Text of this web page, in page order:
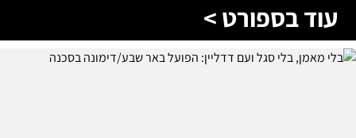
עוד בספורט >